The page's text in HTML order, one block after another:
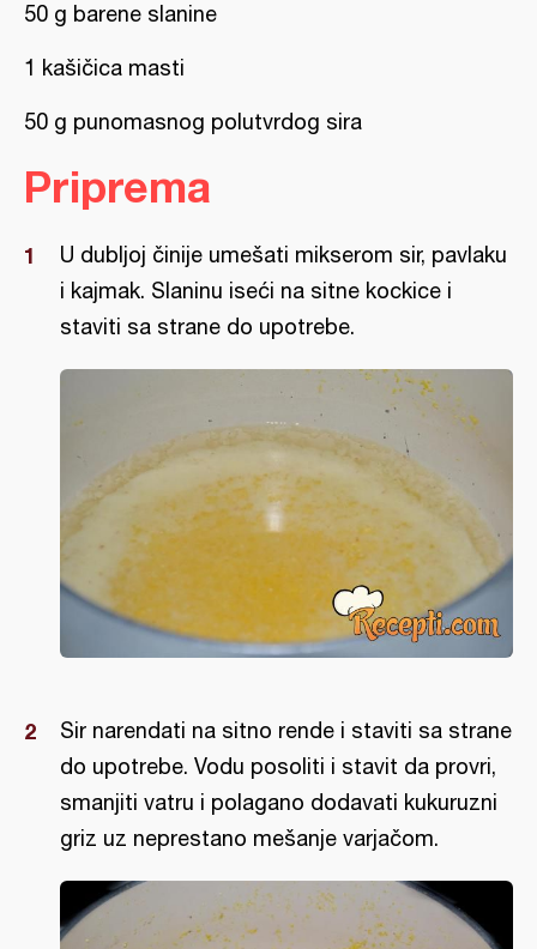
50 g barene slanine
1 kašičica masti
50 g punomasnog polutvrdog sira
Priprema
U dubljoj činije umešati mikserom sir, pavlaku
i kajmak. Slaninu iseći na sitne kockice i
staviti sa strane do upotrebe.
Sir narendati na sitno rende i staviti sa strane
do upotrebe. Vodu posoliti i stavit da provri,
smanjiti vatru i polagano dodavati kukuruzni
griz uz neprestano mešanje varjačom.